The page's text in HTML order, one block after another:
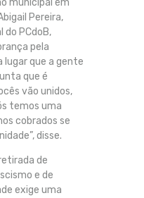
municipal em
Pereira,
PCdoB,
pela
lugar que a gente
que é
vão unidos,
temos uma
cobrados se
disse.
de
e de
exige uma